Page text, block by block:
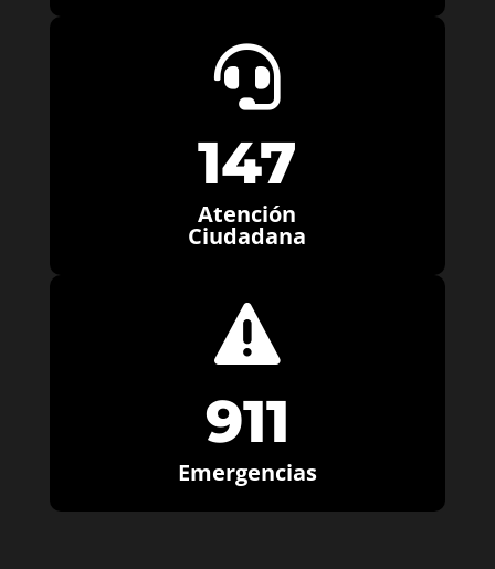

147
Atención
Ciudadana

911
Emergencias